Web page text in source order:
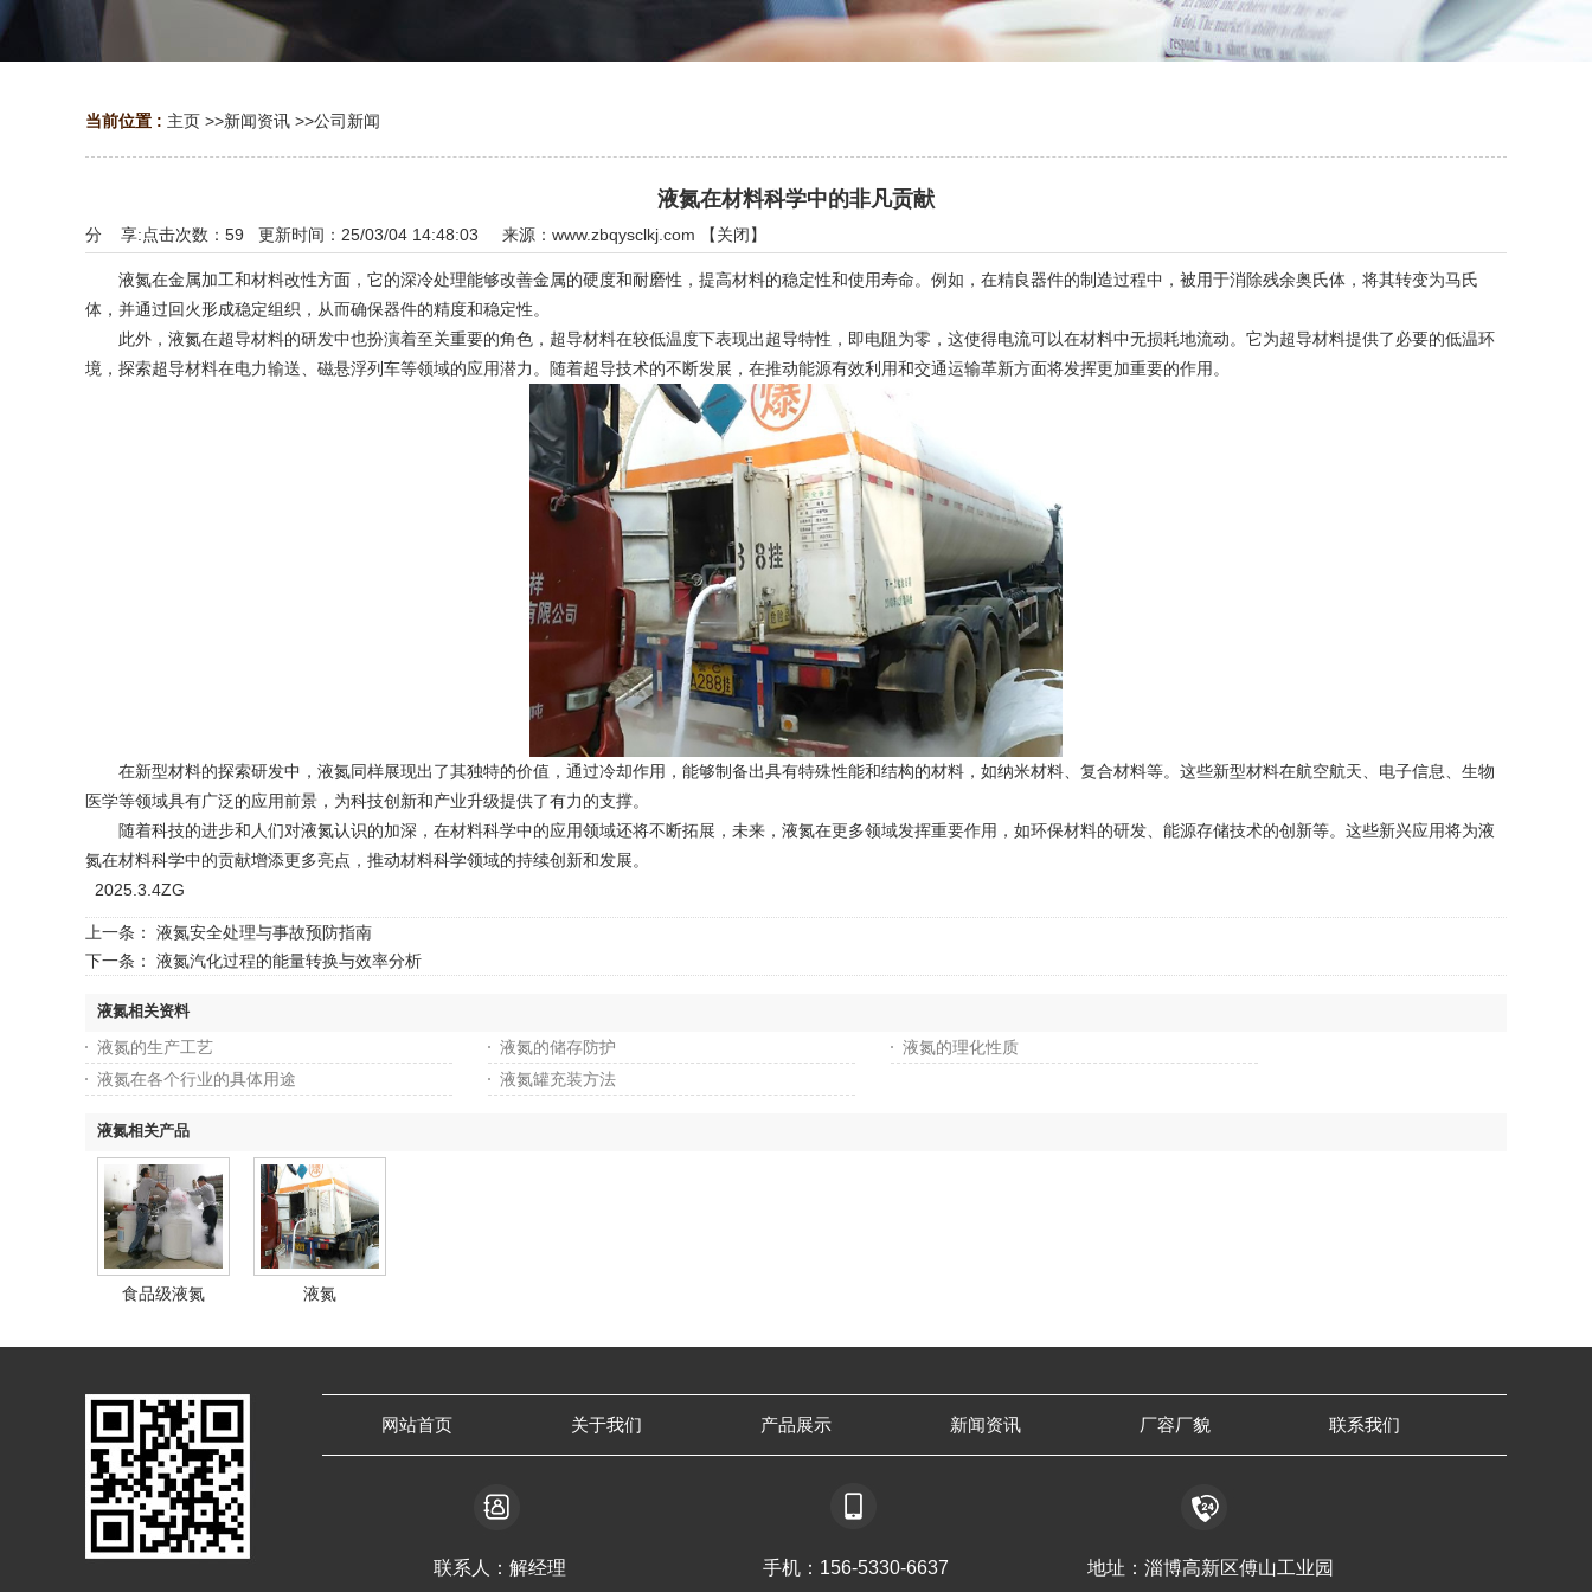
当前位置 : 主页 >>新闻资讯 >>公司新闻
液氮在材料科学中的非凡贡献
点击次数： 59 更新时间：25/03/04 14:48:03 来源： www.zbqysclkj.com 【关闭】
分 享:
液氮在金属加工和材料改性方面，它的深冷处理能够改善金属的硬度和耐磨性，提高材料的稳定性和使用寿命。例如，在精良器件的制造过程中，被用于消除残余奥氏体，将其转变为马氏
体，并通过回火形成稳定组织，从而确保器件的精度和稳定性。
此外，液氮在超导材料的研发中也扮演着至关重要的角色，超导材料在较低温度下表现出超导特性，即电阻为零，这使得电流可以在材料中无损耗地流动。它为超导材料提供了必要的低温环
境，探索超导材料在电力输送、磁悬浮列车等领域的应用潜力。随着超导技术的不断发展，在推动能源有效利用和交通运输革新方面将发挥更加重要的作用。
在新型材料的探索研发中，液氮同样展现出了其独特的价值，通过冷却作用，能够制备出具有特殊性能和结构的材料，如纳米材料、复合材料等。这些新型材料在航空航天、电子信息、生物
医学等领域具有广泛的应用前景，为科技创新和产业升级提供了有力的支撑。
随着科技的进步和人们对液氮认识的加深，在材料科学中的应用领域还将不断拓展，未来，液氮在更多领域发挥重要作用，如环保材料的研发、能源存储技术的创新等。这些新兴应用将为液
氮在材料科学中的贡献增添更多亮点，推动材料科学领域的持续创新和发展。
2025.3.4ZG
上一条： 液氮安全处理与事故预防指南
下一条： 液氮汽化过程的能量转换与效率分析
液氮相关资料
液氮的生产工艺 液氮的储存防护
液氮的理化性质
液氮在各个行业的具体用途
液氮罐充装方法
液氮相关产品
食品级液氮 液氮
网站首页 关于我们 产品展示 新闻资讯 厂容厂貌 联系我们
联系人：解经理 手机：156-5330-6637 地址：淄博高新区傅山工业园